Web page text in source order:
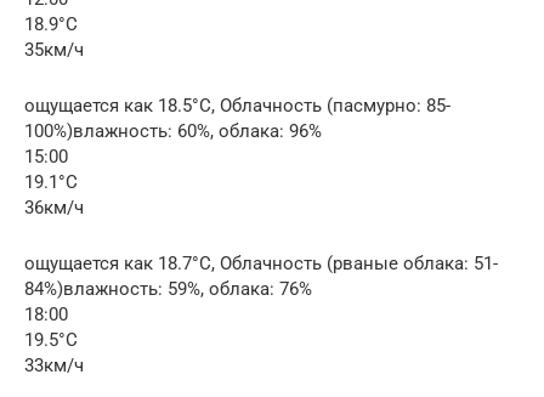
18.9°C
35км/ч
ощущается как 18.5°C, Облачность (пасмурно: 85-
100%)влажность: 60%, облака: 96%
15:00
19.1°C
36км/ч
ощущается как 18.7°C, Облачность (рваные облака: 51-
84%)влажность: 59%, облака: 76%
18:00
19.5°C
33км/ч